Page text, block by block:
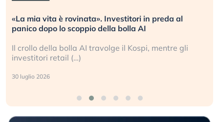
«La mia vita è rovinata». Investitori in preda al
panico dopo lo scoppio della bolla AI
Il crollo della bolla AI travolge il Kospi, mentre gli
investitori retail (…)
30 luglio 2026